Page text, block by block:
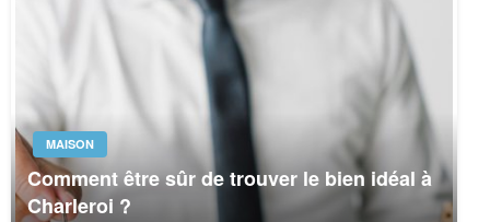
MAISON
Comment être sûr de trouver le bien idéal à
Charleroi ?